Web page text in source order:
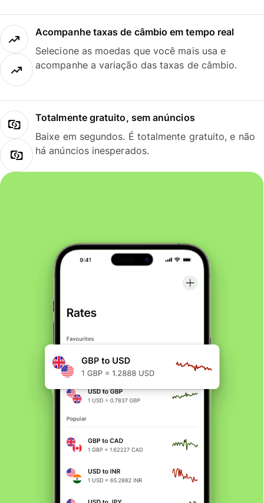
Acompanhe taxas de câmbio em tempo real
Selecione as moedas que você mais usa e
acompanhe a variação das taxas de câmbio.
Totalmente gratuito, sem anúncios
Baixe em segundos. É totalmente gratuito, e não
há anúncios inesperados.